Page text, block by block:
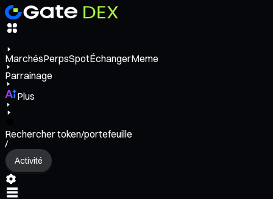
MarchésPerpsSpotÉchangerMeme
Parrainage
Plus
Rechercher token/portefeuille
/
Activité